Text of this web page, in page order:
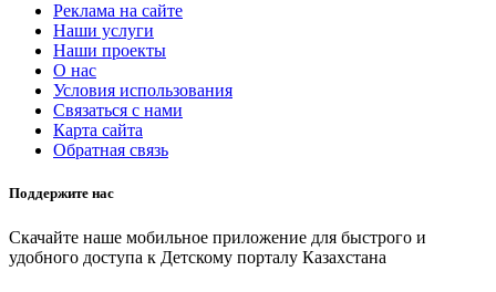
Реклама на сайте
Наши услуги
Наши проекты
О нас
Условия использования
Связаться с нами
Карта сайта
Обратная связь
Поддержите нас
Скачайте наше мобильное приложение для быстрого и
удобного доступа к Детскому порталу Казахстана